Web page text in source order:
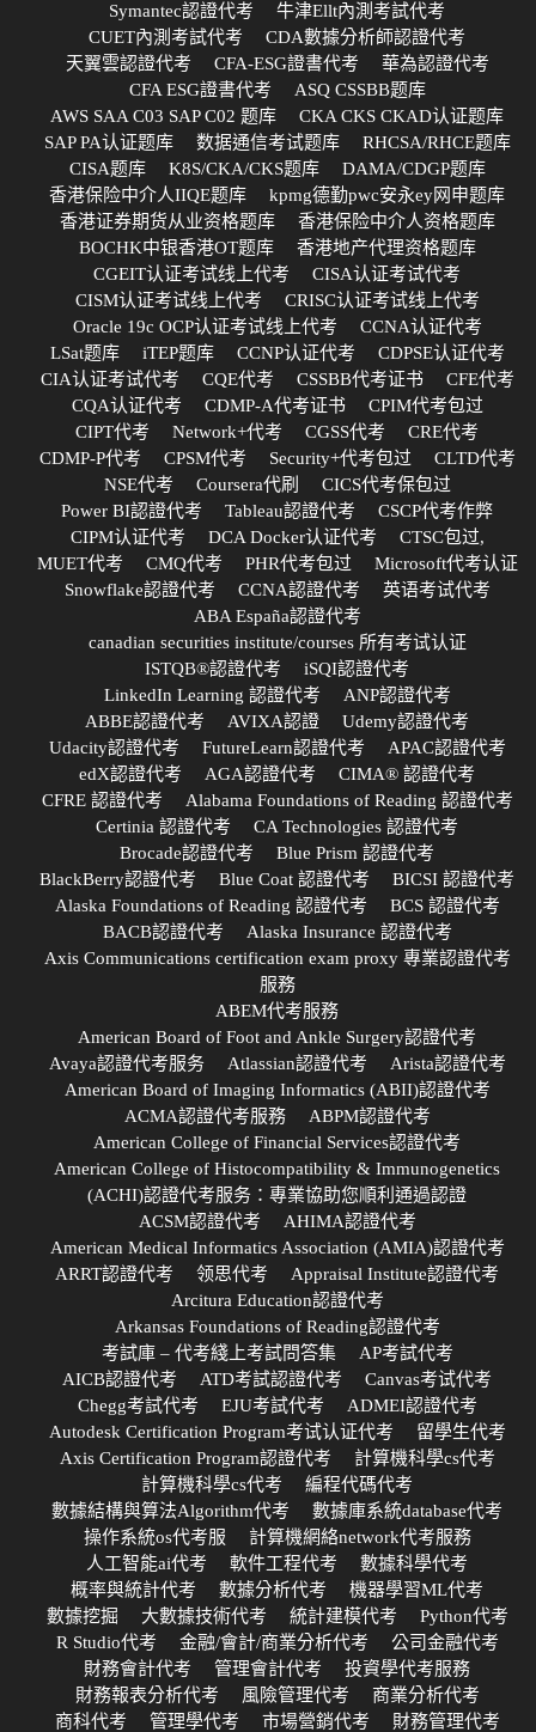
Symantec認證代考
牛津Ellt內測考試代考
CUET內測考試代考
CDA數據分析師認證代考
天翼雲認證代考
CFA-ESG證書代考
華為認證代考
CFA ESG證書代考
ASQ CSSBB题库
AWS SAA C03 SAP C02 题库
CKA CKS CKAD认证题库
SAP PA认证题库
数据通信考试题库
RHCSA/RHCE题库
CISA题库
K8S/CKA/CKS题库
DAMA/CDGP题库
香港保险中介人IIQE题库
kpmg德勤pwc安永ey网申题库
香港证券期货从业资格题库
香港保险中介人资格题库
BOCHK中银香港OT题库
香港地产代理资格题库
CGEIT认证考试线上代考
CISA认证考试代考
CISM认证考试线上代考
CRISC认证考试线上代考
Oracle 19c OCP认证考试线上代考
CCNA认证代考
LSat题库
iTEP题库 CCNP认证代考
CDPSE认证代考
CIA认证考试代考
CQE代考 CSSBB代考证书
CFE代考
CQA认证代考
CDMP-A代考证书
CPIM代考包过
CIPT代考
Network+代考 CGSS代考
CRE代考
CDMP-P代考
CPSM代考 Security+代考包过
CLTD代考
NSE代考
Coursera代刷
CICS代考保包过
Power BI認證代考
Tableau認證代考
CSCP代考作弊
CIPM认证代考
DCA Docker认证代考
CTSC包过,
MUET代考
CMQ代考 PHR代考包过
Microsoft代考认证
Snowflake認證代考
CCNA認證代考
英语考试代考
ABA España認證代考
canadian securities institute/courses 所有考试认证
ISTQB®認證代考
iSQI認證代考
LinkedIn Learning 認證代考
ANP認證代考
ABBE認證代考
AVIXA認證
Udemy認證代考
Udacity認證代考
FutureLearn認證代考
APAC認證代考
edX認證代考
AGA認證代考
CIMA® 認證代考
CFRE 認證代考
Alabama Foundations of Reading 認證代考
Certinia 認證代考
CA Technologies 認證代考
Brocade認證代考
Blue Prism 認證代考
BlackBerry認證代考
Blue Coat 認證代考
BICSI 認證代考
Alaska Foundations of Reading 認證代考
BCS 認證代考
BACB認證代考
Alaska Insurance 認證代考
Axis Communications certification exam proxy 專業認證代考
服務
ABEM代考服務
American Board of Foot and Ankle Surgery認證代考
Avaya認證代考服务
Atlassian認證代考
Arista認證代考
American Board of Imaging Informatics (ABII)認證代考
ACMA認證代考服務
ABPM認證代考
American College of Financial Services認證代考
American College of Histocompatibility & Immunogenetics
(ACHI)認證代考服务：專業協助您順利通過認證
ACSM認證代考
AHIMA認證代考
American Medical Informatics Association (AMIA)認證代考
ARRT認證代考
领思代考
Appraisal Institute認證代考
Arcitura Education認證代考
Arkansas Foundations of Reading認證代考
考試庫 – 代考綫上考試問答集
AP考試代考
AICB認證代考
ATD考試認證代考
Canvas考试代考
Chegg考試代考
EJU考試代考
ADMEI認證代考
Autodesk Certification Program考试认证代考
留學生代考
Axis Certification Program認證代考
計算機科學cs代考
計算機科學cs代考
編程代碼代考
數據結構與算法Algorithm代考
數據庫系統database代考
操作系統os代考服
計算機網絡network代考服務
人工智能ai代考
軟件工程代考
數據科學代考
概率與統計代考
數據分析代考
機器學習ML代考
數據挖掘
大數據技術代考 統計建模代考
Python代考
R Studio代考
金融/會計/商業分析代考
公司金融代考
財務會計代考
管理會計代考
投資學代考服務
財務報表分析代考
風險管理代考
商業分析代考
商科代考
管理學代考 市場營銷代考 財務管理代考